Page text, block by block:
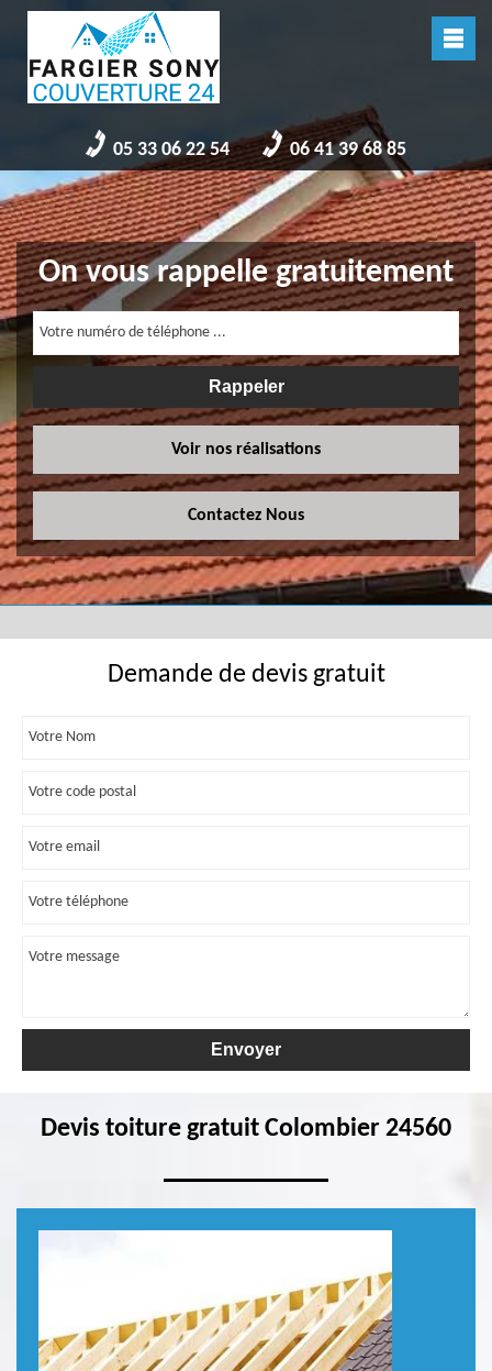
05 33 06 22 54 06 41 39 68 85
On vous rappelle gratuitement
Voir nos réalisations
Contactez Nous
Demande de devis gratuit
Devis toiture gratuit Colombier 24560